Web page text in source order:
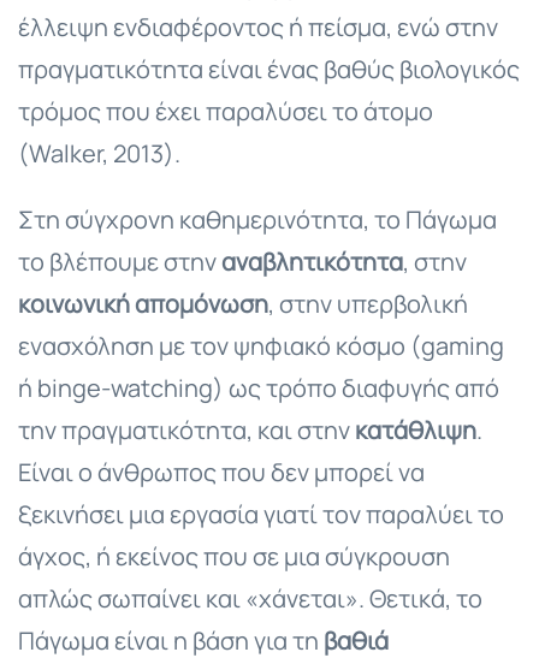
έλλειψη ενδιαφέροντος ή πείσμα, ενώ στην
πραγματικότητα είναι ένας βαθύς βιολογικός
τρόμος που έχει παραλύσει το άτομο
(Walker, 2013).
Στη σύγχρονη καθημερινότητα, το Πάγωμα
το βλέπουμε στηναναβλητικότητα, στην
κοινωνική απομόνωση, στην υπερβολική
ενασχόληση με τον ψηφιακό κόσμο (gaming
ή binge-watching) ως τρόπο διαφυγής από
την πραγματικότητα, και στηνκατάθλιψη.
Είναι ο άνθρωπος που δεν μπορεί να
ξεκινήσει μια εργασία γιατί τον παραλύει το
άγχος, ή εκείνος που σε μια σύγκρουση
απλώς σωπαίνει και «χάνεται». Θετικά, το
Πάγωμα είναι η βάση για τη βαθιά